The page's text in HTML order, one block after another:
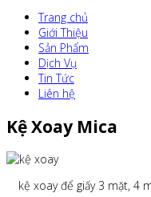
Trang chủ
Giới Thiệu
Sản Phẩm
Dịch Vụ
Tin Tức
Liên hệ
Kệ Xoay Mica
kệ xoay để giấy 3 mặt, 4